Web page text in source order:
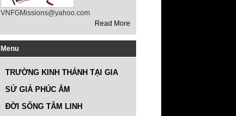
VNFGMissions@yahoo.com
Read More
Menu
TRƯỜNG KINH THÁNH TẠI GIA
SỨ GIẢ PHÚC ÂM
ĐỜI SỐNG TÂM LINH